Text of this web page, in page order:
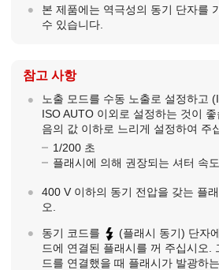
본 제품에는 역극성의 동기 단자를
수 있습니다.
참고 사항
노출 모드를 수동 노출로 설정하고
ISO AUTO 이외로 설정하는 것이
음의 값 이하로 느리게 설정하여 주
1/200 초
플래시에 의해 권장되는 셔터 속도.
400 V 이하의 동기 전압을 갖는 플
오.
동기 코드를
(플래시 동기) 단자
드에 연결된 플래시를 꺼 주십시오.
드를 연결했을 때 플래시가 발광하